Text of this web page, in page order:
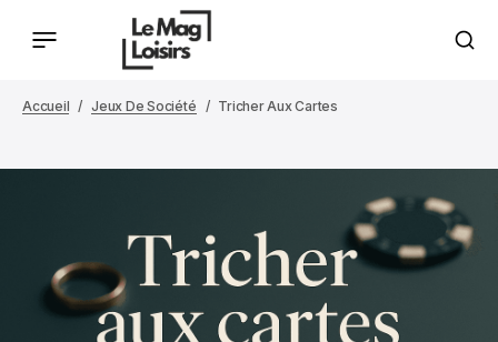
Accueil Jeux De Société Tricher Aux Cartes